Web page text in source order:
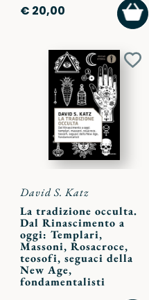
€ 20,00
AL
David S. Katz
La tradizione occulta.
Dal Rinascimento a
oggi: Templari,
Massoni, Rosacroce,
teosofi, seguaci della
New Age,
fondamentalisti